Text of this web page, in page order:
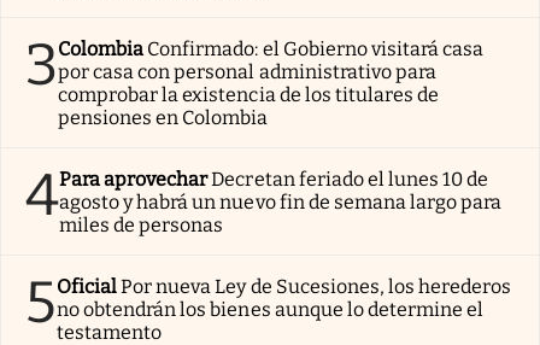
3Colombia Confirmado: el Gobierno visitará casa
por casa con personal administrativo para
comprobar la existencia de los titulares de
pensiones en Colombia
4Para aprovecharDecretan feriado el lunes 10 de
agosto y habrá un nuevo fin de semana largo para
miles de personas
5OficialPor nueva Ley de Sucesiones, los herederos
no obtendrán los bienes aunque lo determine el
testamento